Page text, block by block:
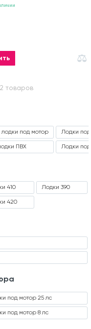
товаров
под мотор
ПВХ
Лодки под
Лодки под
410
420
Лодки 390
под мотор 25 лс
под мотор 8 лс